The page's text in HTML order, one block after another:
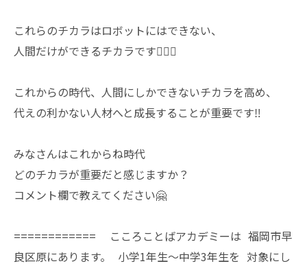
これらのチカラはロボットにはできない、
人間だけができるチカラです🙋🏻‍♀️
これからの時代、人間にしかできないチカラを高め、
代えの利かない人材へと成長することが重要です‼︎
みなさんはこれからね時代
どのチカラが重要だと感じますか？
コメント欄で教えてください🤗
============ こころことばアカデミーは 福岡市早
良区原にあります。 小学1年生〜中学3年生を 対象にし